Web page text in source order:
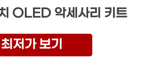
OLED 악세사리 키트
최저가 보기